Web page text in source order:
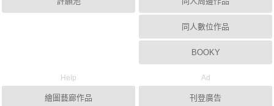
同人數位作品
BOOKY
Help
繪圖藝廊作品
Ad
刊登廣告